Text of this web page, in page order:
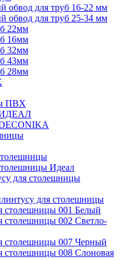
обвод для труб 16-22 мм
обвод для труб 25-34 мм
22мм
16мм
32мм
43мм
28мм
ПВХ
ИДЕАЛ
Идеал
для столешницы
для столешницы
столешницы 001 Белый
столешницы 002 Светло-
столешницы 007 Черный
столешницы 008 Слоновая